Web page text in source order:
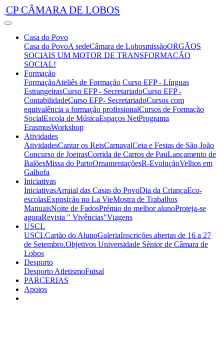
CP CÂMARA DE LOBOS
Casa do Povo
Casa do PovoA sedeCâmara de LobosmissãoORGÃOS
SOCIAIS UM MOTOR DE TRANSFORMAÇÃO
SOCIAL!
Formação
FormaçãoAteliês de Formação Curso EFP - Línguas
EstrangeirasCurso EFP - SecretariadoCurso EFP -
ContabilidadeCurso EFP- SecretariadoCursos com
equivalência a formação profissionalCursos de Formação
SocialEscola de MúsicaEspaços NetPrograma
ErasmusWorkshop
Atividades
AtividadesCantar os ReisCarnavalCeia e Festas de São João
Concurso de JoeirasCorrida de Carros de PauLançamento de
BalõesMissa do PartoOrnamentaçõesR-EvoluçãoVelhos em
Galhofa
Iniciativas
IniciativasArraial das Casas do PovoDia da CriançaEco-
escolasExposição no La VieMostra de Trabalhos
ManuaisNoite de FadosPrémio do melhor alunoProteja-se
agoraRevista " Vivências"Viagens
USCL
USCLCartão do AlunoGaleriaInscrições abertas de 16 a 27
de Setembro.Objetivos Universidade Sénior de Câmara de
Lobos
Desporto
Desporto AtletismoFutsal
PARCERIAS
Apoios